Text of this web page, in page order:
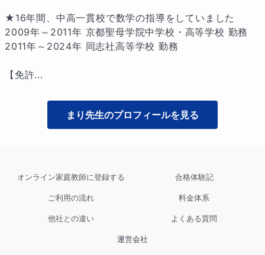
★16年間、中高一貫校で数学の指導をしていました
2009年～2011年 京都聖母学院中学校・高等学校 勤務
2011年～2024年 同志社高等学校 勤務
【免許...
まり 先生のプロフィールを見る
オンライン家庭教師に登録する 合格体験記
ご利用の流れ 料金体系
他社との違い よくある質問
運営会社